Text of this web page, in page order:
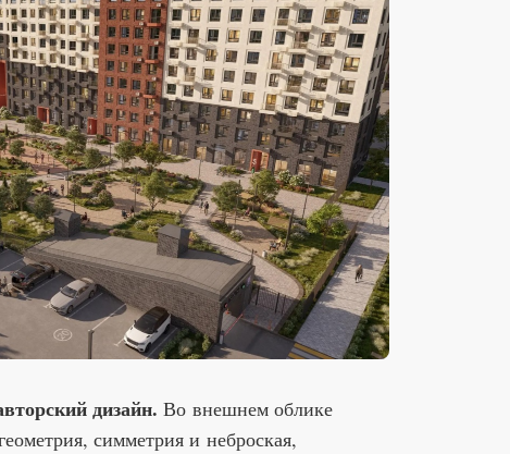
дизайн. Во внешнем облике
симметрия и неброская,